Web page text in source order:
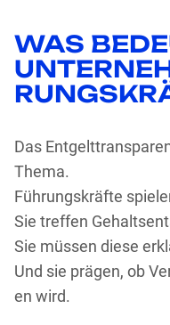
WAS
Das
Thema.
Führungskräfte
Sie treffen
Sie müssen diese
Und sie prägen, ob
en wird.